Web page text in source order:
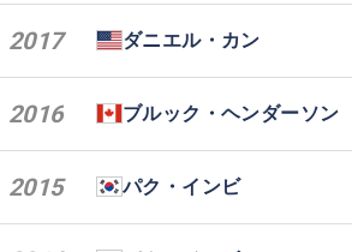
2017 ダニエル・カン
2016 ブルック・ヘンダーソン
2015 パク・インビ